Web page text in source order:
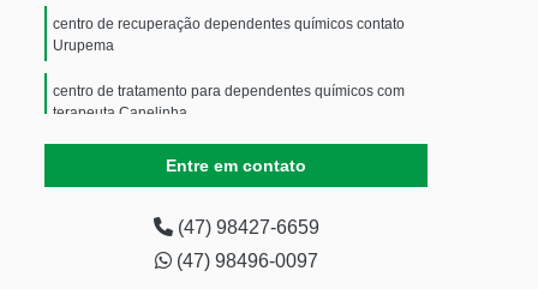
centro de recuperação dependentes químicos contato
Urupema
centro de tratamento para dependentes químicos com
terapeuta Canelinha
centros para dependentes químicos com atendimento
telefone de centro para dependente químico Vargeão
telefone de centro de reabilitação para dependência
Entre em contato
(47) 98427-6659
(47) 98496-0097